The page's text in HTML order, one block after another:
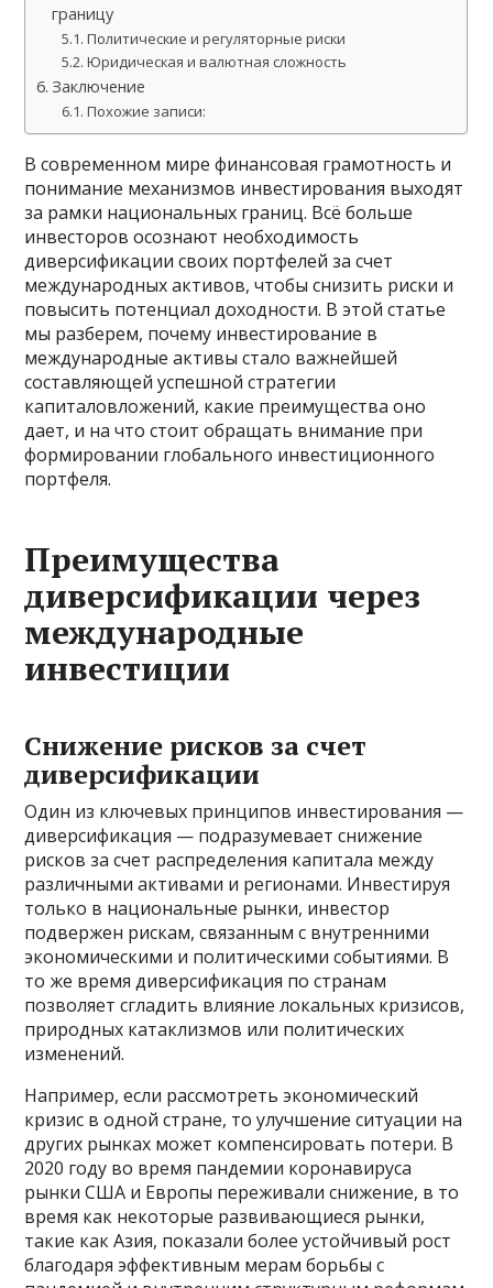
границу
Политические и регуляторные риски
Юридическая и валютная сложность
Заключение
Похожие записи:
В современном мире финансовая грамотность и
понимание механизмов инвестирования выходят
за рамки национальных границ. Всё больше
инвесторов осознают необходимость
диверсификации своих портфелей за счет
международных активов, чтобы снизить риски и
повысить потенциал доходности. В этой статье
мы разберем, почему инвестирование в
международные активы стало важнейшей
составляющей успешной стратегии
капиталовложений, какие преимущества оно
дает, и на что стоит обращать внимание при
формировании глобального инвестиционного
портфеля.
Преимущества
диверсификации через
международные
инвестиции
Снижение рисков за счет
диверсификации
Один из ключевых принципов инвестирования —
диверсификация — подразумевает снижение
рисков за счет распределения капитала между
различными активами и регионами. Инвестируя
только в национальные рынки, инвестор
подвержен рискам, связанным с внутренними
экономическими и политическими событиями. В
то же время диверсификация по странам
позволяет сгладить влияние локальных кризисов,
природных катаклизмов или политических
изменений.
Например, если рассмотреть экономический
кризис в одной стране, то улучшение ситуации на
других рынках может компенсировать потери. В
2020 году во время пандемии коронавируса
рынки США и Европы переживали снижение, в то
время как некоторые развивающиеся рынки,
такие как Азия, показали более устойчивый рост
благодаря эффективным мерам борьбы с